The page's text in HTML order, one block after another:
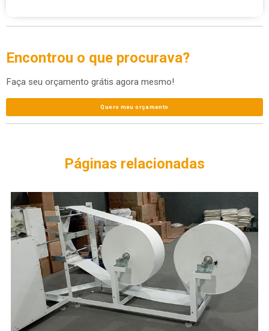
Encontrou o que procurava?
Faça seu orçamento grátis agora mesmo!
Quero meu orçamento
Páginas relacionadas